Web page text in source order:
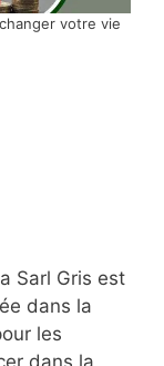
votre vie